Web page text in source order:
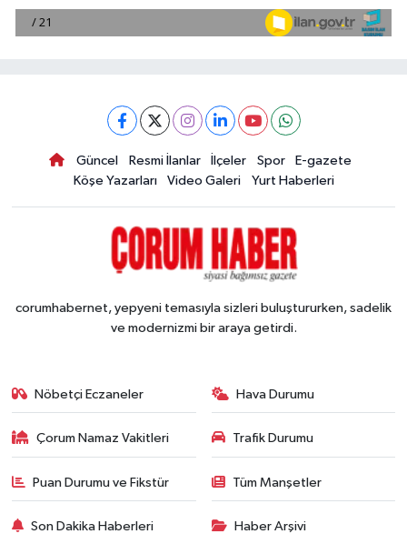
Güncel Resmi İlanlar İlçeler Spor
E-gazete
Köşe Yazarları
Video Galeri Yurt Haberleri
corumhabernet, yepyeni temasıyla sizleri buluştururken, sadelik
ve modernizmi bir araya getirdi.
Nöbetçi Eczaneler Hava Durumu
Çorum Namaz Vakitleri Trafik Durumu
Puan Durumu ve Fikstür Tüm Manşetler
Son Dakika Haberleri Haber Arşivi